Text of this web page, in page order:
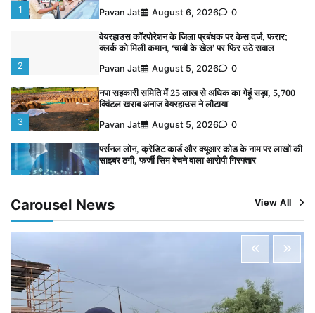
1 Pavan Jat August 6, 2026 0
2
वेयरहाउस कॉरपोरेशन के जिला प्रबंधक पर केस दर्ज, फरार;
क्लर्क को मिली कमान, ‘चाबी के खेल’ पर फिर उठे सवाल
Pavan Jat August 5, 2026 0
3
नपा सहकारी समिति में 25 लाख से अधिक का गेहूं सड़ा, 5,700
क्विंटल खराब अनाज वेयरहाउस ने लौटाया
Pavan Jat August 5, 2026 0
4
पर्सनल लोन, क्रेडिट कार्ड और क्यूआर कोड के नाम पर लाखों की
साइबर ठगी, फर्जी सिम बेचने वाला आरोपी गिरफ्तार
5
विशेष प्रवर्तन अभियान में नर्मदापुरम पुलिस की सख्त कार्रवाई
1
विशेष प्रवर्तन अभियान में नर्मदापुरम पुलिस की लगातार सख्ती
वेयरहाउस कॉरपोरेशन के जिला प्रबंधक पर केस दर्ज, फरार;
क्लर्क को मिली कमान, ‘चाबी के खेल’ पर फिर उठे सवाल
Carousel News View All